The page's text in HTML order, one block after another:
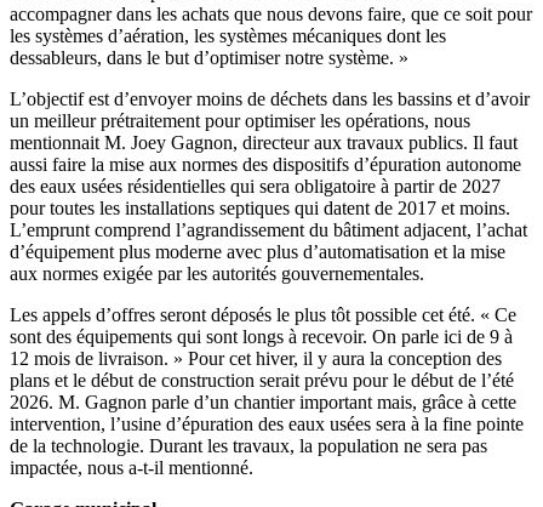
accompagner dans les achats que nous devons faire, que ce soit pour
les systèmes d’aération, les systèmes mécaniques dont les
dessableurs, dans le but d’optimiser notre système. »
L’objectif est d’envoyer moins de déchets dans les bassins et d’avoir
un meilleur prétraitement pour optimiser les opérations, nous
mentionnait M. Joey Gagnon, directeur aux travaux publics. Il faut
aussi faire la mise aux normes des dispositifs d’épuration autonome
des eaux usées résidentielles qui sera obligatoire à partir de 2027
pour toutes les installations septiques qui datent de 2017 et moins.
L’emprunt comprend l’agrandissement du bâtiment adjacent, l’achat
d’équipement plus moderne avec plus d’automatisation et la mise
aux normes exigée par les autorités gouvernementales.
Les appels d’offres seront déposés le plus tôt possible cet été. « Ce
sont des équipements qui sont longs à recevoir. On parle ici de 9 à
12 mois de livraison. » Pour cet hiver, il y aura la conception des
plans et le début de construction serait prévu pour le début de l’été
2026. M. Gagnon parle d’un chantier important mais, grâce à cette
intervention, l’usine d’épuration des eaux usées sera à la fine pointe
de la technologie. Durant les travaux, la population ne sera pas
impactée, nous a-t-il mentionné.